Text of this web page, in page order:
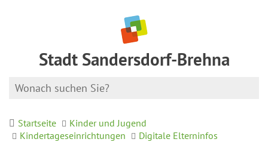
Stadt Sandersdorf-Brehna
Startseite
Kinder und Jugend
Kindertageseinrichtungen
Digitale Elterninfos